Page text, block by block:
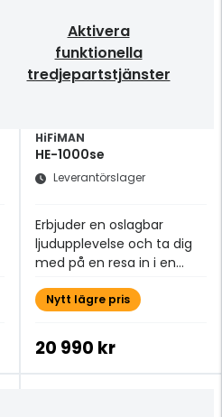
Aktivera
funktionella
tredjepartstjänster
HiFiMAN
HE-1000se
Leverantörslager
Erbjuder en oslagbar
ljudupplevelse och ta dig
med på en resa in i en
förtrollning.
Nytt lägre pris
20 990 kr